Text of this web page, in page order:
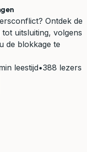
Ontdek de
uitsluiting, volgens
de blokkage te
leestijd•388 lezers